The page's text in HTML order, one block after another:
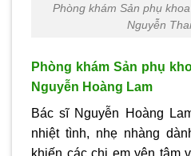
Phòng khám Sản phụ
Nguyễn
Phòng khám Sản phụ
Nguyễn Hoàng Lam
Bác sĩ Nguyễn Hoàng
nhiệt tình, nhẹ nhàng